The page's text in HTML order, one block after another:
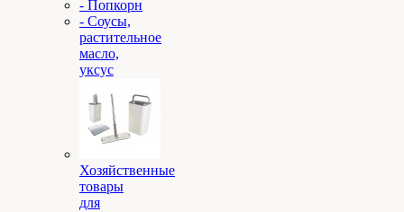
- Попкорн
- Соусы,
растительное
масло,
уксус
Хозяйственные
товары
для